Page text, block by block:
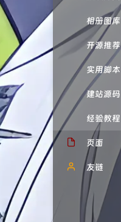
相册图库
开源推荐
实用脚本
建站源码
经验教程
页面
赞赏
状态
服务
友链
RuiBlog
六月墨语